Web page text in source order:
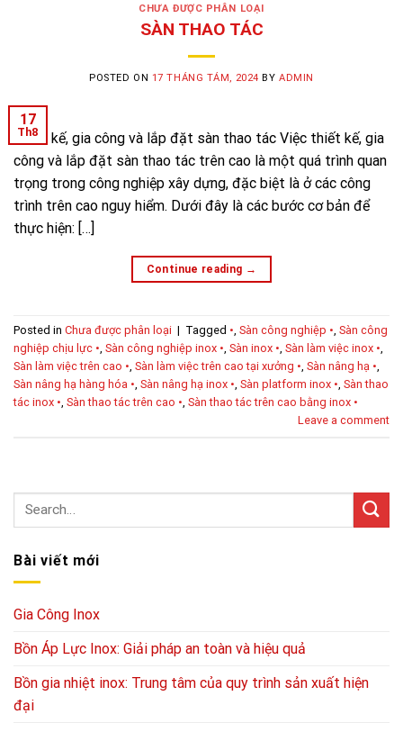
CHƯA ĐƯỢC PHÂN LOẠI
SÀN THAO TÁC
POSTED ON 17 THÁNG TÁM, 2024 BYADMIN
17
Th8
Thiết kế, gia công và lắp đặt sàn thao tác Việc thiết kế, gia
công và lắp đặt sàn thao tác trên cao là một quá trình quan
trọng trong công nghiệp xây dựng, đặc biệt là ở các công
trình trên cao nguy hiểm. Dưới đây là các bước cơ bản để
thực hiện: […]
Continue reading →
Posted in Chưa được phân loại | Tagged •, Sàn công nghiệp •, Sàn công
nghiệp chịu lực •, Sàn công nghiệp inox •, Sàn inox •, Sàn làm việc inox •,
Sàn làm việc trên cao •, Sàn làm việc trên cao tại xưởng •, Sàn nâng hạ •,
Sàn nâng hạ hàng hóa •, Sàn nâng hạ inox •, Sàn platform inox •, Sàn thao
tác inox •, Sàn thao tác trên cao •, Sàn thao tác trên cao bằng inox •
Leave a comment
Bài viết mới
Gia Công Inox
Bồn Áp Lực Inox: Giải pháp an toàn và hiệu quả
Bồn gia nhiệt inox: Trung tâm của quy trình sản xuất hiện
đại